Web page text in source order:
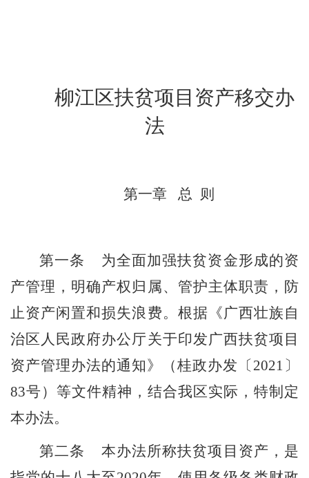
柳江区扶贫项目 资产移交办
法
第一章 总 则
第一条
为全面加强扶贫资金形成的资
产管理，明确产权归属、管护主体职责，防
止资产闲置和损失浪费。 根据《广西壮族自
治区人民政府办公厅关于印发广西扶贫项目
资产管理办法的通知》（桂政办发 〔 2021 〕
83号）等文件精神，结合我区实际， 特制定
本办法。
第二条
本办法所称扶贫项目 资产，是